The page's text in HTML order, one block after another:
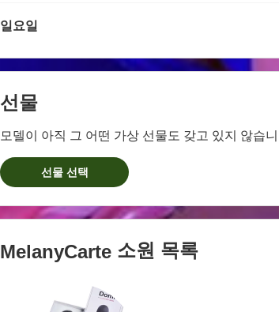
일요일
선물
모델이 아직 그 어떤 가상 선물도 갖고 있지 않습
선물 선택
MelanyCarte 소원 목록